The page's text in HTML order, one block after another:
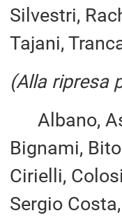
Silvestri,
Tajani,
(Alla ripresa
Albano,
Bignami,
Cirielli,
Sergio